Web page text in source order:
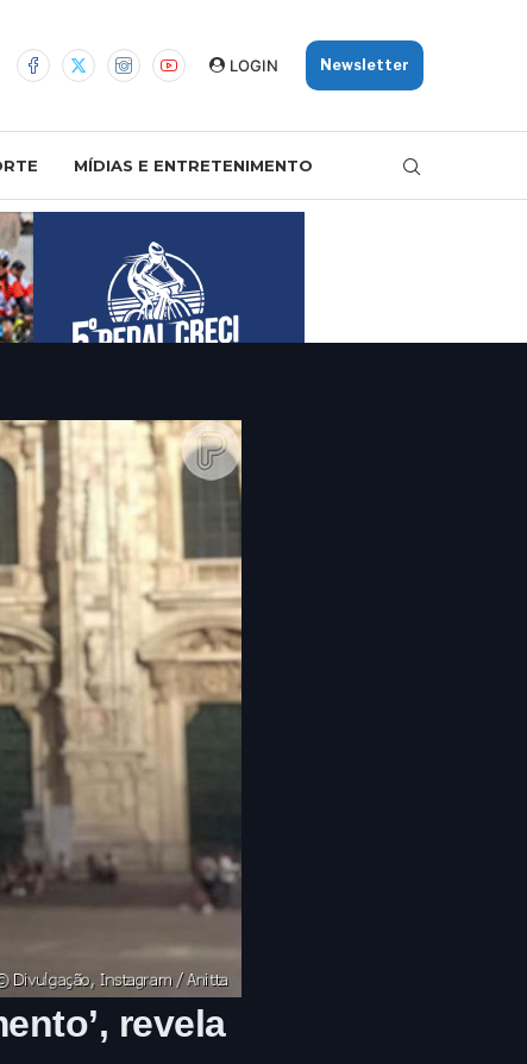
LOGIN Newsletter
MÍDIAS E ENTRETENIMENTO
revela